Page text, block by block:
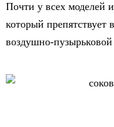
Почти у всех моделей
который препятствует
воздушно-